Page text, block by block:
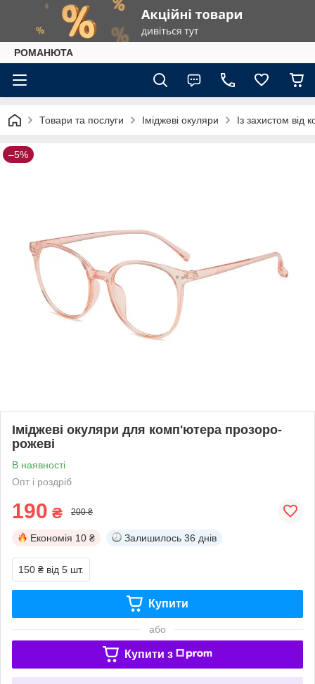
РОМАНЮТА
Товари та послуги Іміджеві окуляри Із захистом від
–5%
Іміджеві окуляри для комп'ютера прозоро-
рожеві
В наявності
Опт і роздріб
190 ₴ 200 ₴
Економія 10 ₴ Залишилось 36 днів
150 ₴ від 5 шт.
Купити
або
Купити з